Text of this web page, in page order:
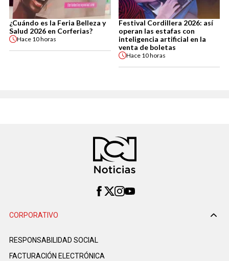
¿Cuándo es la Feria Belleza y
Salud 2026 en Corferias?
Hace 10 horas
Festival Cordillera 2026: así
operan las estafas con
inteligencia artificial en la
venta de boletas
Hace 10 horas
CORPORATIVO
RESPONSABILIDAD SOCIAL
FACTURACIÓN ELECTRÓNICA